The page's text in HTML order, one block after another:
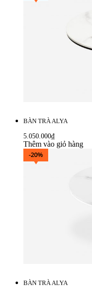
BÀN TRÀ ALYA
5.050.000₫
Thêm vào giỏ hàng
-20%
BÀN TRÀ ALYA